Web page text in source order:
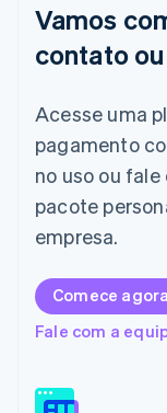
Vamos
contato
Acesse uma
pagamento
no uso ou
pacote
empresa.
Comece agora
Fale com a
Irlanda
English
Japão
日本語English
English
Liechtenstein
Lituânia
Luxemburgo
Français
Malásia
English